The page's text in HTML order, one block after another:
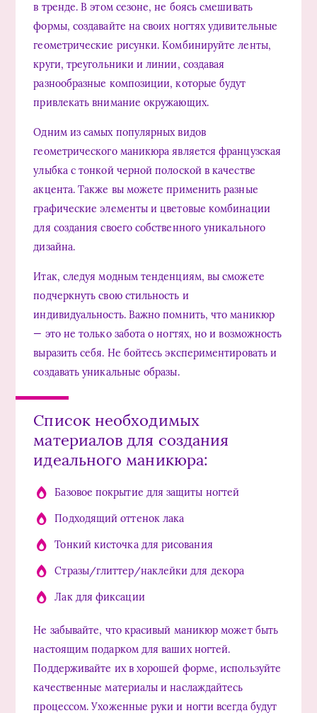
в тренде. В этом сезоне, не боясь смешивать
формы, создавайте на своих ногтях удивительные
геометрические рисунки. Комбинируйте ленты,
круги, треугольники и линии, создавая
разнообразные композиции, которые будут
привлекать внимание окружающих.
Одним из самых популярных видов
геометрического маникюра является французская
улыбка с тонкой черной полоской в качестве
акцента. Также вы можете применить разные
графические элементы и цветовые комбинации
для создания своего собственного уникального
дизайна.
Итак, следуя модным тенденциям, вы сможете
подчеркнуть свою стильность и
индивидуальность. Важно помнить, что маникюр
— это не только забота о ногтях, но и возможность
выразить себя. Не бойтесь экспериментировать и
создавать уникальные образы.
Список необходимых
материалов для создания
идеального маникюра:
Базовое покрытие для защиты ногтей
Подходящий оттенок лака
Тонкий кисточка для рисования
Стразы/глиттер/наклейки для декора
Лак для фиксации
Не забывайте, что красивый маникюр может быть
настоящим подарком для ваших ногтей.
Поддерживайте их в хорошей форме, используйте
качественные материалы и наслаждайтесь
процессом. Ухоженные руки и ногти всегда будут